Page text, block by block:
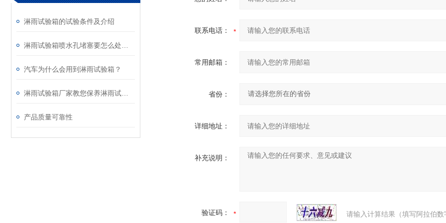
淋雨试验箱的试验条件及介绍
汽车为什么会用到淋雨试验箱？
产品质量可靠性
联系电话：
常用邮箱：
省份：
详细地址：
补充说明：
验证码： 请输入计算结果（填写阿拉伯